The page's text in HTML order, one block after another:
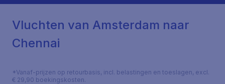
Vluchten van Amsterdam naar
Chennai
*Vanaf-prijzen op retourbasis, incl. belastingen en toeslagen, excl.
€ 29,90 boekingskosten.